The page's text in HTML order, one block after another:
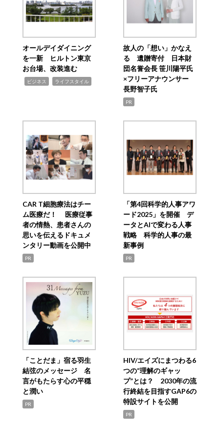
オールデイダイニング
を一新 ヒルトン東京
お台場、改装進む
ビジネス ライフスタイル
故人の「想い」かなえ
る 遺贈寄付 日本財
団名誉会長 笹川陽平氏
×フリーアナウンサー
長野智子氏
PR
CAR T細胞療法はチー
ム医療だ！ 医療従事
者の情熱、患者さんの
思いを伝えるドキュメ
ンタリー動画を公開中
PR
「第4回科学的人事アワ
ード2025」を開催 デ
ータとAIで変わる人事
戦略 科学的人事の最
新事例
PR
「ことだま」宿る羽生
結弦のメッセージ 名
言がもたらす心の平穏
と潤い
PR
HIV/エイズにまつわる6
つの“理解のギャッ
プ”とは？ 2030年の流
行終結を目指すGAP6の
特設サイトを公開
PR